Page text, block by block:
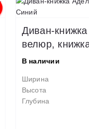
Диван-
велюр,
В наличии
Ширина
Высота
Глубина